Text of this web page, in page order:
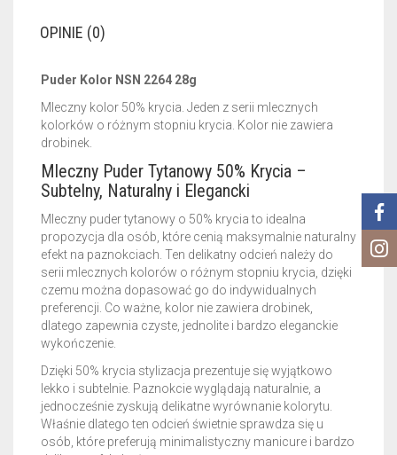
OPINIE (0)
Puder Kolor NSN 2264 28g
Mleczny kolor 50% krycia. Jeden z serii mlecznych
kolorków o różnym stopniu krycia. Kolor nie zawiera
drobinek.
Mleczny Puder Tytanowy 50% Krycia –
Subtelny, Naturalny i Elegancki
Mleczny puder tytanowy o 50% krycia to idealna
propozycja dla osób, które cenią maksymalnie naturalny
efekt na paznokciach. Ten delikatny odcień należy do
serii mlecznych kolorów o różnym stopniu krycia, dzięki
czemu można dopasować go do indywidualnych
preferencji. Co ważne, kolor nie zawiera drobinek,
dlatego zapewnia czyste, jednolite i bardzo eleganckie
wykończenie.
Dzięki 50% krycia stylizacja prezentuje się wyjątkowo
lekko i subtelnie. Paznokcie wyglądają naturalnie, a
jednocześnie zyskują delikatne wyrównanie kolorytu.
Właśnie dlatego ten odcień świetnie sprawdza się u
osób, które preferują minimalistyczny manicure i bardzo